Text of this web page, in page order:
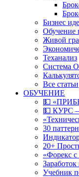
Бизнес
Обучение
Живой
Теханализ
Система
Все статьи
ОБУЧЕНИЕ
💵
💵 КУРС
30
20+
«Форекс
Учебник